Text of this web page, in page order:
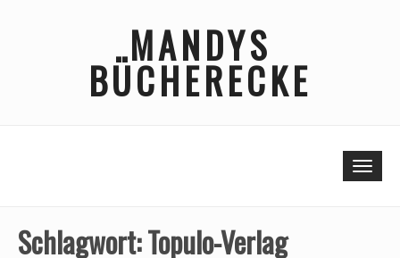
MANDYS
BÜCHERECKE
Schlagwort:Topulo-Verlag